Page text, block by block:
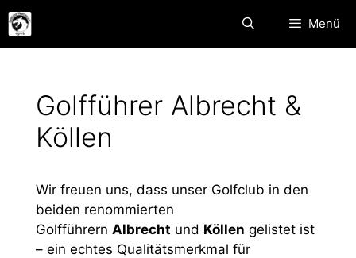
Zum
Inhalt
springen
Menü
Golfführer Albrecht &
Köllen
Wir freuen uns, dass unser Golfclub in den
beiden renommierten
Golfführern Albrecht und Köllen gelistet ist
– ein echtes Qualitätsmerkmal für